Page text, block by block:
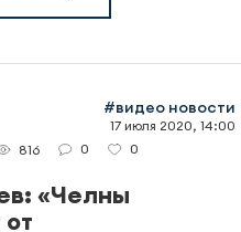
#видео новости
17 июля 2020, 14:00
816
0 0
«Челны